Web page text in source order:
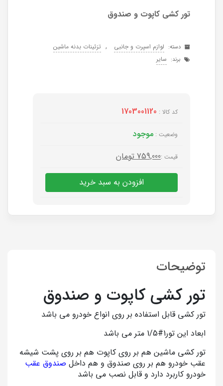
تور کشی کاپوت و صندوق
دسته: لوازم اسپرت و جانبی , تزئینات بدنه ماشین
برند: سایر
کد کالا : 1703001120
وضعیت : موجود
قیمت :759,000 تومان
افزودن به سبد خرید
توضیحات
تور کشی کاپوت و صندوق
تور کشی قابل استفاده بر روی انواع خودرو می باشد
ابعاد این تور1#1/5 متر می باشد
تور کشی ماشین هم بر روی کاپوت هم بر روی پشت شیشه
عقب خودرو هم بر روی صندوق و هم داخل صندوق عقب
خودرو کاربرد دارد و قابل نصب می باشد